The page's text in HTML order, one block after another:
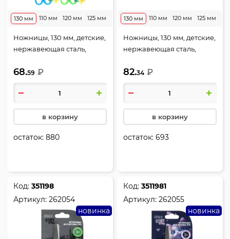
110 мм 120 мм 125 мм
130 мм
Ножницы, 130 мм, детские,
нержавеющая сталь,
вида, европодвес, КОКОС,
170208
68.59 ₽
в корзину
остаток:880
110 мм 120 мм 125 мм
130 мм
Ножницы, 130 мм, детские,
нержавеющая сталь,
вставки, ассорти 3 вида,
европодвес, КОКОС,
171437
82.34 ₽
в корзину
остаток:693
Код:351198
Артикул:262054
новинка
Код:3511981
Артикул:262055
новинка